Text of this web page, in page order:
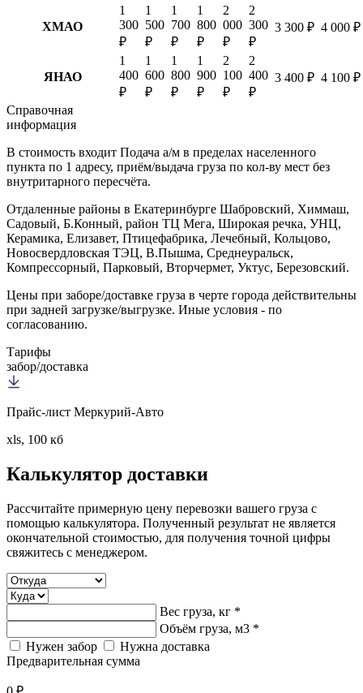
ХМАО
1
300
₽
1
500
₽
1
700
₽
1
800
₽
2
000
₽
2
300
₽
3 300 ₽ 4 000 ₽
ЯНАО
1
400
₽
1
600
₽
1
800
₽
1
900
₽
2
100
₽
2
400
₽
3 400 ₽ 4 100 ₽
Справочная
информация
В стоимость входит Подача а/м в пределах населенного
пункта по 1 адресу, приём/выдача груза по кол-ву мест без
внутритарного пересчёта.
Отдаленные районы в Екатеринбурге Шабровский, Химмаш,
Садовый, Б.Конный, район ТЦ Мега, Широкая речка, УНЦ,
Керамика, Елизавет, Птицефабрика, Лечебный, Кольцово,
Новосвердловская ТЭЦ, В.Пышма, Среднеуральск,
Компрессорный, Парковый, Вторчермет, Уктус, Березовский.
Цены при заборе/доставке груза в черте города действительны
при задней загрузке/выгрузке. Иные условия - по
согласованию.
Тарифы
забор/доставка
Прайс-лист Меркурий-Авто
xls, 100 кб
Калькулятор доставки
Рассчитайте примерную цену перевозки вашего груза с
помощью калькулятора. Полученный результат не является
окончательной стоимостью, для получения точной цифры
свяжитесь с менеджером.
Вес груза, кг *
Объём груза, м3 *
Нужен забор
Нужна доставка
Предварительная сумма